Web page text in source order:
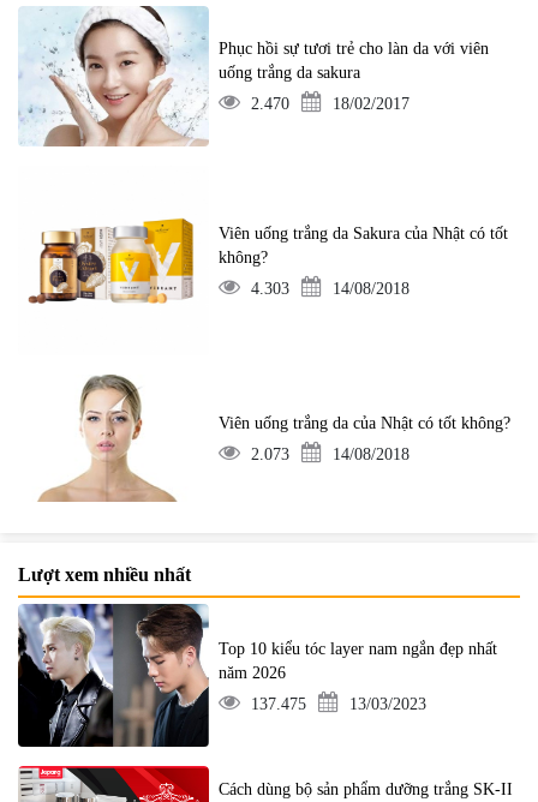
Phục hồi sự tươi trẻ cho làn da với viên
uống trắng da sakura
2.470
18/02/2017
Viên uống trắng da Sakura của Nhật có tốt
không?
4.303
14/08/2018
Viên uống trắng da của Nhật có tốt không?
2.073
14/08/2018
Lượt xem nhiều nhất
Top 10 kiểu tóc layer nam ngắn đẹp nhất
năm 2026
137.475
13/03/2023
Cách dùng bộ sản phẩm dưỡng trắng SK-II